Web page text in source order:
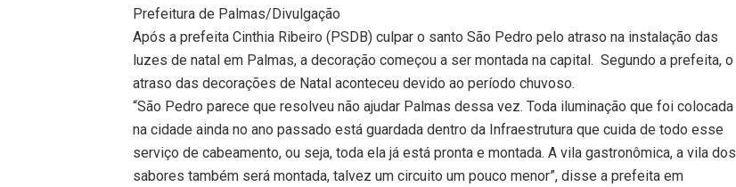
Prefeitura de Palmas/Divulgação
Após a prefeita Cinthia Ribeiro (PSDB) culpar o santo São Pedro pelo atraso na instalação das
luzes de natal em Palmas, a decoração começou a ser montada na capital. Segundo a prefeita, o
atraso das decorações de Natal aconteceu devido ao período chuvoso.
“São Pedro parece que resolveu não ajudar Palmas dessa vez. Toda iluminação que foi colocada
na cidade ainda no ano passado está guardada dentro da Infraestrutura que cuida de todo esse
serviço de cabeamento, ou seja, toda ela já está pronta e montada. A vila gastronômica, a vila dos
sabores também será montada, talvez um circuito um pouco menor”, disse a prefeita em